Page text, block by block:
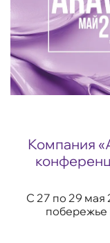
Компания
С 27 по 29
побережье